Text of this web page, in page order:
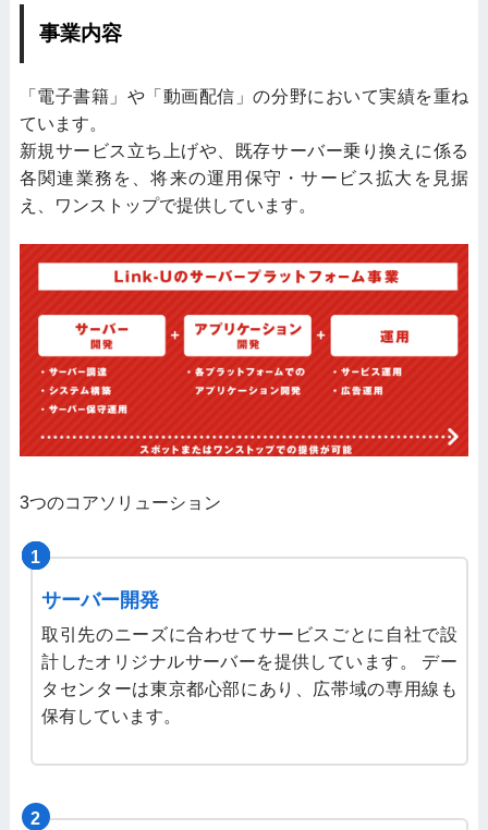
事業内容
「電子書籍」や「動画配信」の分野において実績を重ね
ています。
新規サービス立ち上げや、既存サーバー乗り換えに係る
各関連業務を、将来の運用保守・サービス拡大を見据
え、ワンストップで提供しています。
3つのコアソリューション
1
1
1
サーバー開発
取引先のニーズに合わせてサービスごとに自社で設
計したオリジナルサーバーを提供しています。 デー
タセンターは東京都心部にあり、広帯域の専用線も
保有しています。
2